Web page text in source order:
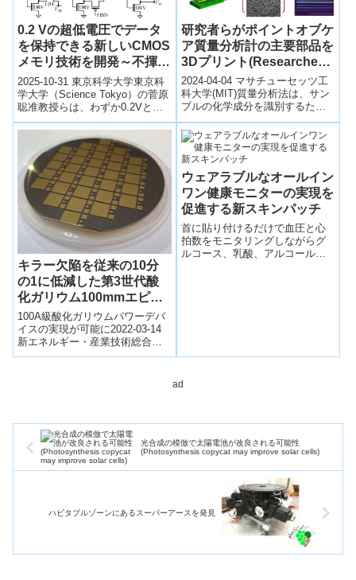
0.2 Vの超低電圧でデータ
を保持できる新しいCMOS
メモリ技術を開発～不揮発
メモリを使わずに待機時電
力を大幅に削減～
2025-10-31 東京科学大学東京科
学大学（Science Tokyo）の菅原
聡准教授らは、わずか0.2Vとい
う超低電圧でもデータ保持が可
能な新型CMOSメ...
研究者らがポイントオブケ
ア質量分析計の主要部品を
3Dプリント(Researchers
3D print key components
for a point-of-care mass
spectrometer)
2024-04-04 マサチューセッツ工
科大学(MIT)質量分析法は、サン
プルの化学成分を識別するため
の有力な技術ですが、高価な質
量分析装置は一般的には研究室
で...
キラー欠陥を従来の10分
の1に低減した第3世代酸
化ガリウム100mmエピウ
エハーの開発に成功
100A級酸化ガリウムパワーデバ
イスの実現が可能に2022-03-14
新エネルギー・産業技術総合開
発,株式会社ノベルクリスタルテ
ウェアラブルなオールイン
ワン健康モニターの実現を
促進する新スキンパッチ
首に貼り付けるだけで血圧と心
拍数をモニタリングしながらグ
ルコース、乳酸、アルコールの
ad
光合成の模倣で太陽電池が改良される可能性
(Photosynthesis copycat may improve solar cells)
ハビタブルゾーンにあるスーパーアースを発見